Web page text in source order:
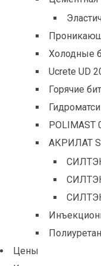
Холодные
Ucrete UD
Горячие
АКРИЛАТ
СИЛТЭК
Цены